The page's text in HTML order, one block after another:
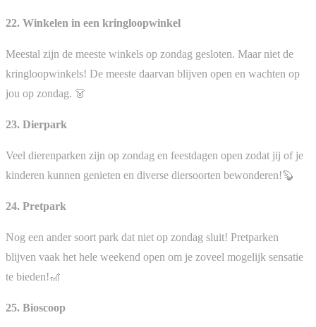
22. Winkelen in een kringloopwinkel
Meestal zijn de meeste winkels op zondag gesloten. Maar niet de
kringloopwinkels! De meeste daarvan blijven open en wachten op
jou op zondag. 👗
23. Dierpark
Veel dierenparken zijn op zondag en feestdagen open zodat jij of je
kinderen kunnen genieten en diverse diersoorten bewonderen!🦫
24. Pretpark
Nog een ander soort park dat niet op zondag sluit! Pretparken
blijven vaak het hele weekend open om je zoveel mogelijk sensatie
te bieden!🎢
25. Bioscoop